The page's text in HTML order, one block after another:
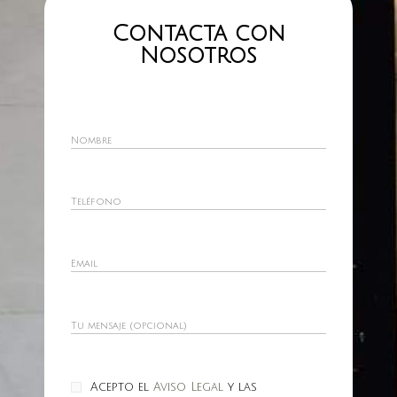
r
a
m
Contacta con
Nosotros
Acepto el Aviso Legal y las